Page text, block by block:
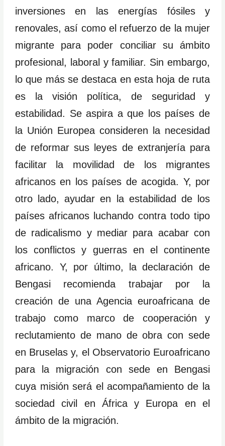
inversiones en las energías fósiles y
renovales, así como el refuerzo de la mujer
migrante para poder conciliar su ámbito
profesional, laboral y familiar. Sin embargo,
lo que más se destaca en esta hoja de ruta
es la visión política, de seguridad y
estabilidad. Se aspira a que los países de
la Unión Europea consideren la necesidad
de reformar sus leyes de extranjería para
facilitar la movilidad de los migrantes
africanos en los países de acogida. Y, por
otro lado, ayudar en la estabilidad de los
países africanos luchando contra todo tipo
de radicalismo y mediar para acabar con
los conflictos y guerras en el continente
africano. Y, por último, la declaración de
Bengasi recomienda trabajar por la
creación de una Agencia euroafricana de
trabajo como marco de cooperación y
reclutamiento de mano de obra con sede
en Bruselas y, el Observatorio Euroafricano
para la migración con sede en Bengasi
cuya misión será el acompañamiento de la
sociedad civil en África y Europa en el
ámbito de la migración.